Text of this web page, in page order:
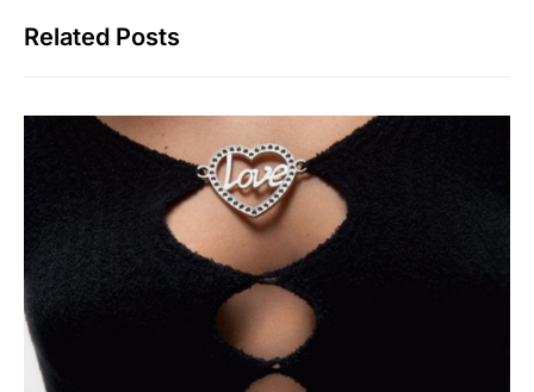
Related Posts